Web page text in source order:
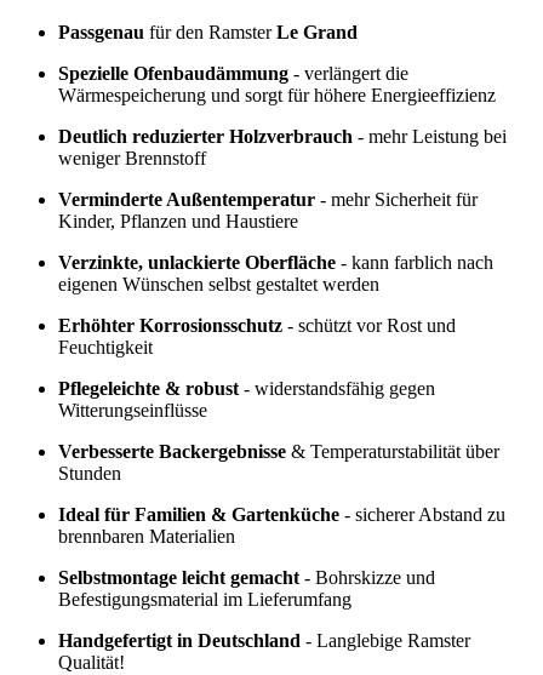
Passgenau für den RamsterLe Grand
Spezielle Ofenbaudämmung - verlängert die
Wärmespeicherung und sorgt für höhere Energieeffizienz
Deutlich reduzierter Holzverbrauch - mehr Leistung bei
weniger Brennstoff
Verminderte Außentemperatur - mehr Sicherheit für
Kinder, Pflanzen und Haustiere
Verzinkte, unlackierte Oberfläche - kann farblich nach
eigenen Wünschen selbst gestaltet werden
Erhöhter Korrosionsschutz - schützt vor Rost und
Feuchtigkeit
Pflegeleichte & robust - widerstandsfähig gegen
Witterungseinflüsse
Verbesserte Backergebnisse & Temperaturstabilität über
Stunden
Ideal für Familien & Gartenküche - sicherer Abstand zu
brennbaren Materialien
Selbstmontage leicht gemacht - Bohrskizze und
Befestigungsmaterial im Lieferumfang
Handgefertigt in Deutschland - Langlebige Ramster
Qualität!